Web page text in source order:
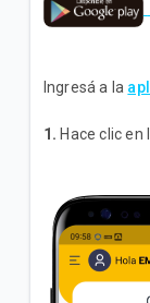
¿Qué
¿Cómo pago
VER MÁS
Ingresá a la
1. Hace clic en